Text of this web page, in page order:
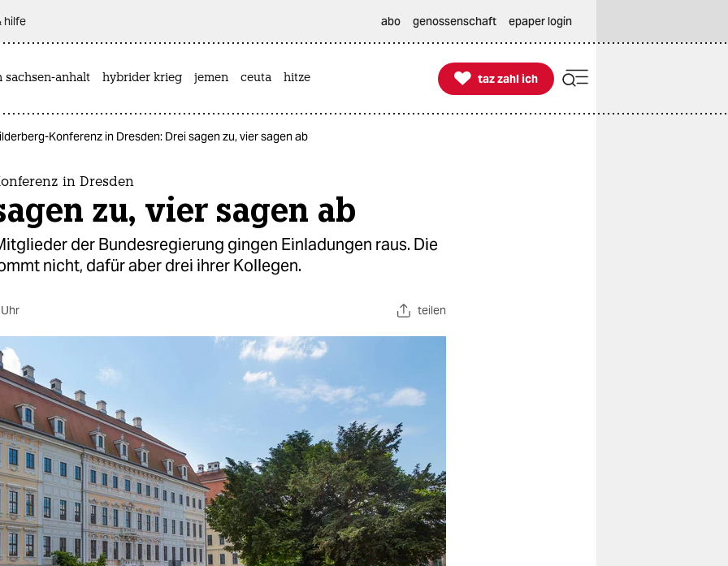
hilfe abo genossenschaft epaper login
sachsen-anhalt hybrider krieg jemen ceuta hitze 
taz zahl ich
taz zahl ich
Konferenz in Dresden: Drei sagen zu, vier sagen ab
in Dresden
zu, vier sagen ab
der Bundesregierung gingen Einladungen raus. Die
nicht, dafür aber drei ihrer Kollegen.
teilen